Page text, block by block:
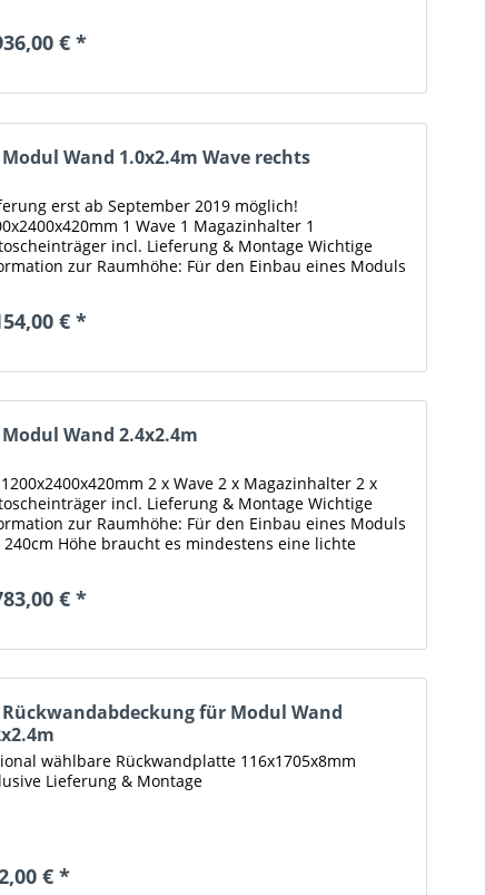
€ *
Modul Wand 1.0x2.4m Wave rechts
erst ab September 2019 möglich!
1 Wave 1 Magazinhalter 1
incl. Lieferung & Montage Wichtige
zur Raumhöhe: Für den Einbau eines Moduls
€ *
Modul Wand 2.4x2.4m
2 x Wave 2 x Magazinhalter 2 x
incl. Lieferung & Montage Wichtige
zur Raumhöhe: Für den Einbau eines Moduls
240cm Höhe braucht es mindestens eine lichte
€ *
Rückwandabdeckung für Modul Wand
wählbare Rückwandplatte 116x1705x8mm
Lieferung & Montage
€ *